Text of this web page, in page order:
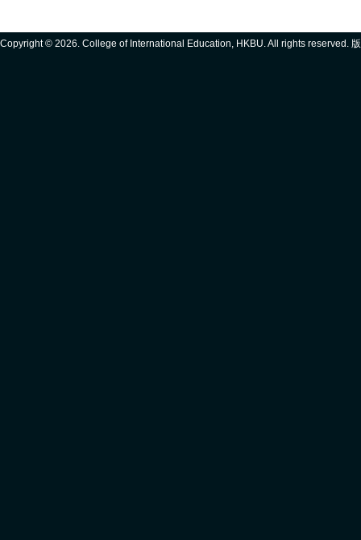
Copyright © 2026. College of International Education, HKBU. All rights reserved.